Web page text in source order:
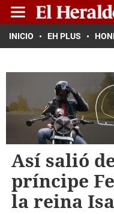
INICIO EH PLUS
Así salió
príncipe
la reina